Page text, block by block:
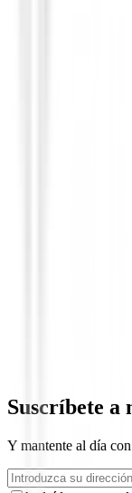
Suscríbete a
Y mantente al día